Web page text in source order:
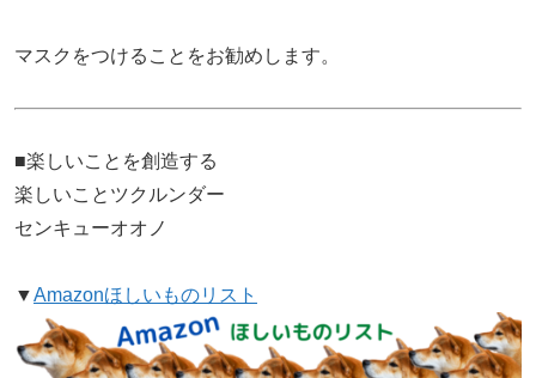
マスクをつけることをお勧めします。
■楽しいことを創造する
楽しいことツクルンダー
センキューオオノ
▼Amazonほしいものリスト